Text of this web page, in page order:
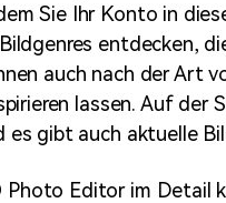
Sie Ihr Konto in
entdecken,
auch nach der Art
lassen. Auf der
es gibt auch aktuelle
Photo Editor im Detail